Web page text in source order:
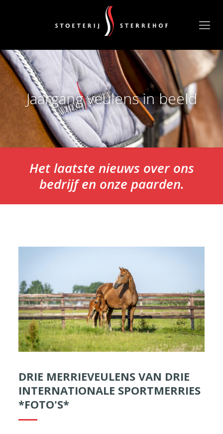
Jaargang veulens in beeld
Het laatste nieuws over ons
bedrijf en onze paarden.
DRIE MERRIEVEULENS VAN DRIE
INTERNATIONALE SPORTMERRIES
*FOTO'S*